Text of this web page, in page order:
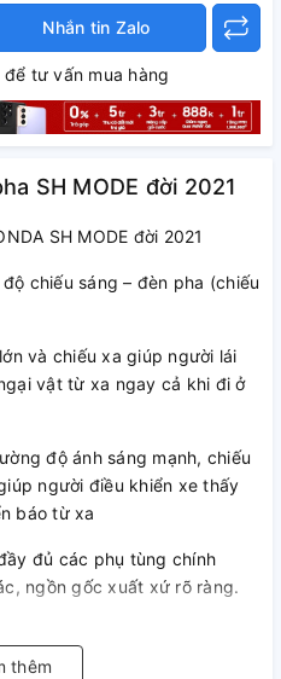
Nhắn tin Zalo
để tư vấn mua hàng
SH MODE đời 2021
SH MODE đời 2021
chiếu sáng – đèn pha (chiếu
và chiếu xa giúp người lái
vật từ xa ngay cả khi đi ở
độ ánh sáng mạnh, chiếu
người điều khiển xe thấy
báo từ xa
đủ các phụ tùng chính
ngồn gốc xuất xứ rõ ràng.
thêm